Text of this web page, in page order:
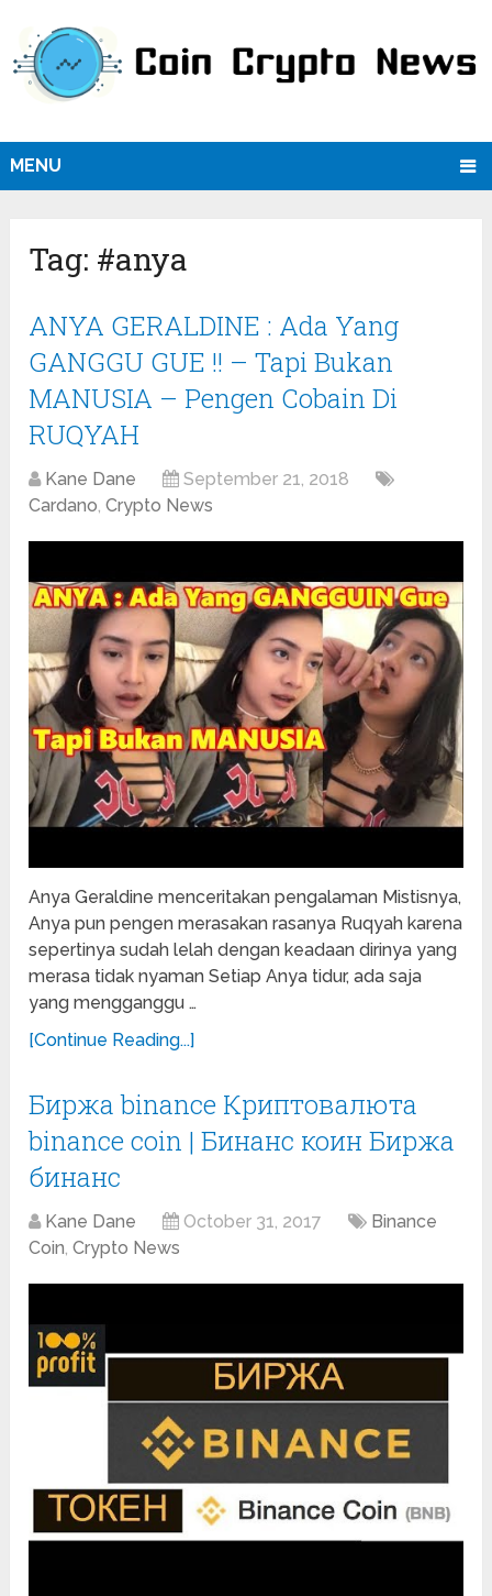
MENU
Tag: #anya
ANYA GERALDINE : Ada Yang
GANGGU GUE !! – Tapi Bukan
MANUSIA – Pengen Cobain Di
RUQYAH
Kane Dane
September 21, 2018
Cardano,Crypto News
Anya Geraldine menceritakan pengalaman Mistisnya,
Anya pun pengen merasakan rasanya Ruqyah karena
sepertinya sudah lelah dengan keadaan dirinya yang
merasa tidak nyaman Setiap Anya tidur, ada saja
yang mengganggu …
[Continue Reading...]
Биржа binance Криптовалюта
binance coin | Бинанс коин Биржа
бинанс
Kane Dane October 31, 2017
Binance
Coin,Crypto News